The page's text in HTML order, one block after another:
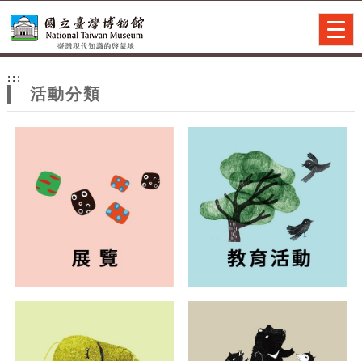
網
站
主
:::
活動分類